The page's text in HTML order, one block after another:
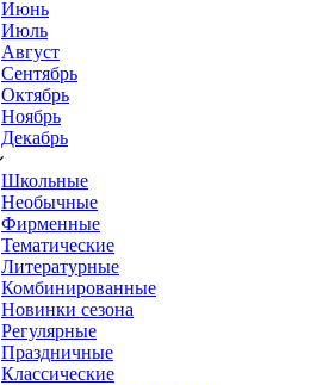
Июнь
Июль
Август
Сентябрь
Октябрь
Ноябрь
Декабрь
Школьные
Необычные
Фирменные
Тематические
Литературные
Комбинированные
Новинки сезона
Регулярные
Праздничные
Классические